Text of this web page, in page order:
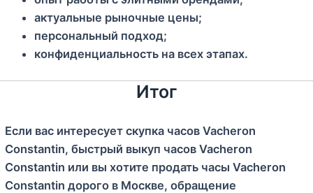
актуальные рыночные цены;
персональный подход;
конфиденциальность на всех этапах.
Итог
Если вас интересует скупка часов Vacheron
Constantin, быстрый выкуп часов Vacheron
Constantin или вы хотите продать часы Vacheron
Constantin дорого в Москве, обращение